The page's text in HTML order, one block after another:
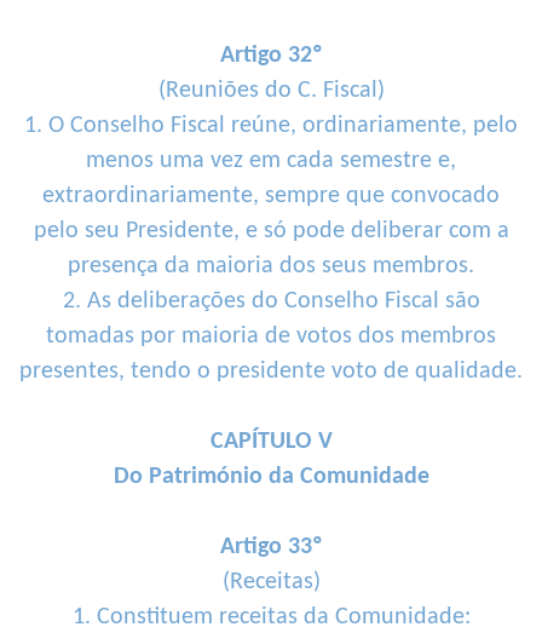
Artigo 32º
(Reuniões do C. Fiscal)
1. O Conselho Fiscal reúne, ordinariamente, pelo
menos uma vez em cada semestre e,
extraordinariamente, sempre que convocado
pelo seu Presidente, e só pode deliberar com a
presença da maioria dos seus membros.
2. As deliberações do Conselho Fiscal são
tomadas por maioria de votos dos membros
presentes, tendo o presidente voto de qualidade.
CAPÍTULO V
Do Património da Comunidade
Artigo 33º
(Receitas)
1. Constituem receitas da Comunidade: